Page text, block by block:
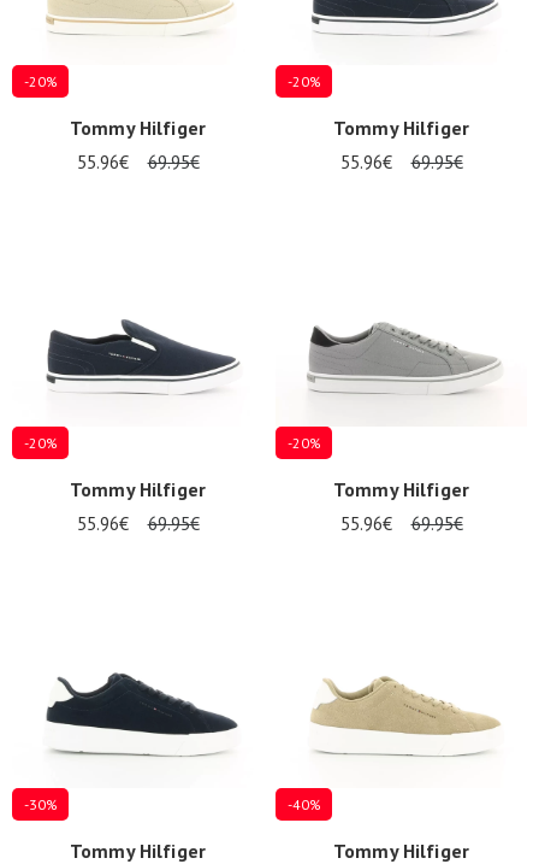
-20%
Tommy Hilfiger
55.96€ 69.95€
-20%
Tommy Hilfiger
55.96€ 69.95€
-20%
Tommy Hilfiger
55.96€ 69.95€
-20%
Tommy Hilfiger
55.96€ 69.95€
-30%
Tommy Hilfiger
-40%
Tommy Hilfiger